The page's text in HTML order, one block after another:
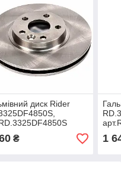
диск Rider
₴ 1